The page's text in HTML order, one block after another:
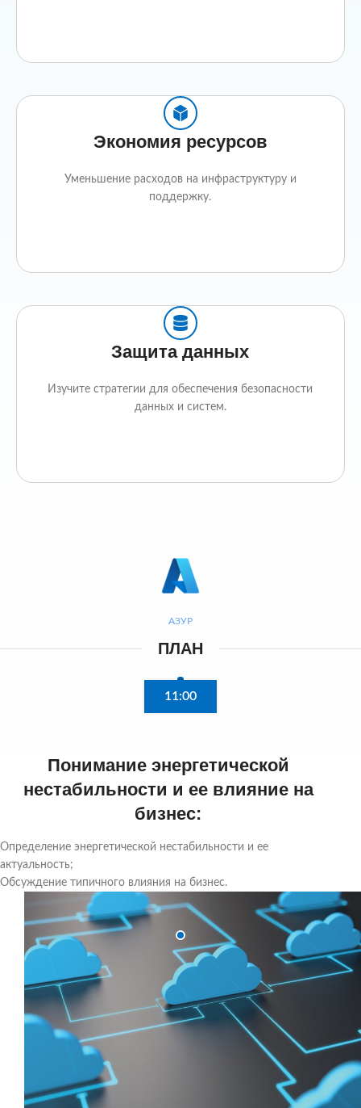
Экономия ресурсов
Уменьшение расходов на инфраструктуру и
поддержку.
Защита данных
Изучите стратегии для обеспечения безопасности
данных и систем.
АЗУР
ПЛАН
11:00
Понимание энергетической
нестабильности и ее влияние на
бизнес:
Определение энергетической нестабильности и ее
актуальность;
Обсуждение типичного влияния на бизнес.